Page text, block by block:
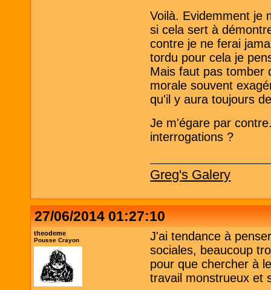
Voilà. Evidemment je
si cela sert à
contre je ne ferai
tordu pour cela je
Mais faut pas tomber
morale souvent
qu'il y aura toujours
Je m'égare par
interrogations ?
Greg's Galery
27/06/2014 01:27:10
theodeme
Pousse Crayon
J'ai tendance à
sociales, beaucoup
pour que chercher à
travail monstrueux et